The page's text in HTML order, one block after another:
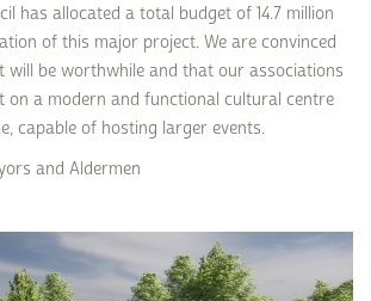
has allocated a total budget of 14.7 million
of this major project. We are convinced
will be worthwhile and that our associations
on a modern and functional cultural centre
capable of hosting larger events.
and Aldermen